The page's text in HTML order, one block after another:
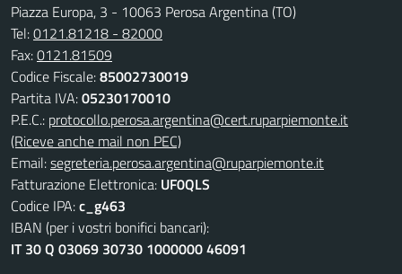
Piazza Europa, 3 - 10063 Perosa Argentina (TO)
Tel:0121.81218 - 82000
Fax:0121.81509
Codice Fiscale:85002730019
Partita IVA:05230170010
P.E.C.: protocollo.perosa.argentina@cert.ruparpiemonte.it
(Riceve anche mail non PEC)
Email:segreteria.perosa.argentina@ruparpiemonte.it
Fatturazione Elettronica: UF0QLS
Codice IPA:c_g463
IBAN (per i vostri bonifici bancari):
IT 30 Q 03069 30730 1000000 46091